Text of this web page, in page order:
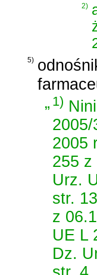
2)
5)
„1)
2005
255
Urz.
str.
z
UE L
Dz.